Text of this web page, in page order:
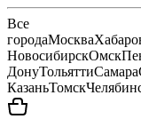
Все
городаМосква
НовосибирскОмск
ДонуТольяттиСамара
КазаньТомск